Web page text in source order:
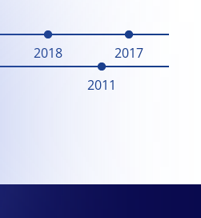
2018
2017
2011